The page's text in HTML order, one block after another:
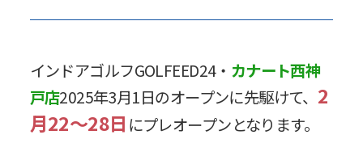
インドアゴルフGOLFEED24・ カナート西神
戸店2025年3月1日のオープンに先駆けて、 2
月22～28日 にプレオープンとなります。